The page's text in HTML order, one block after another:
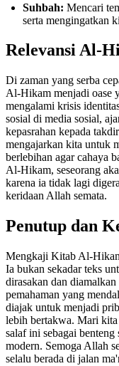
Suhbah: Mencari
serta mengingatkan
Relevansi Al-
Di zaman yang serba
Al-Hikam menjadi oase
mengalami krisis
sosial di media sosial,
kepasrahan kepada
mengajarkan kita untuk
berlebihan agar cahaya
Al-Hikam, seseorang
karena ia tidak lagi
keridaan Allah semata.
Penutup dan
Mengkaji Kitab Al-
Ia bukan sekadar teks
dirasakan dan
pemahaman yang
diajak untuk menjadi
lebih bertakwa. Mari
salaf ini sebagai
modern. Semoga Allah
selalu berada di jalan